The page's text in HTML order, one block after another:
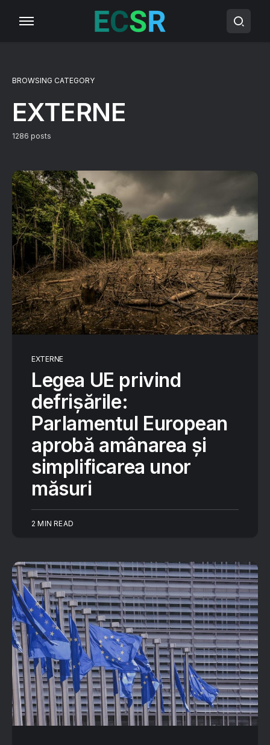
BROWSING CATEGORY
EXTERNE
1286 posts
EXTERNE
Legea UE privind
defrișările:
Parlamentul European
aprobă amânarea și
simplificarea unor
măsuri
2 MIN READ